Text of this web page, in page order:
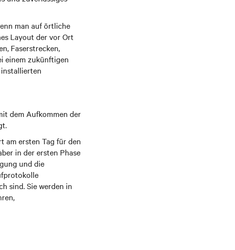
man auf örtliche
Layout der vor Ort
Faserstrecken,
einem zukünftigen
dem Aufkommen der
am ersten Tag für den
in der ersten Phase
und die
sind. Sie werden in